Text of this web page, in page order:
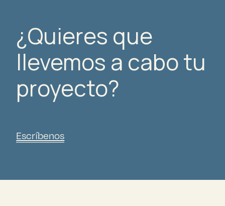
¿Quieres que
llevemos a cabo tu
proyecto?
Escríbenos